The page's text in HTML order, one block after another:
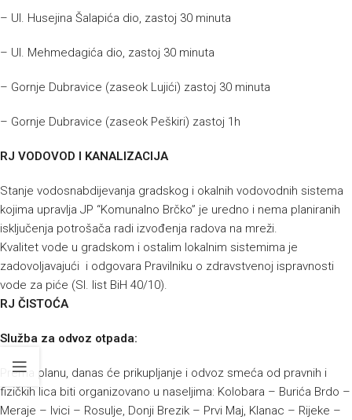
– Ul. Husejina Šalapića dio, zastoj 30 minuta
– Ul. Mehmedagića dio, zastoj 30 minuta
– Gornje Dubravice (zaseok Lujići) zastoj 30 minuta
– Gornje Dubravice (zaseok Peškiri) zastoj 1h
RJ VODOVOD I KANALIZACIJA
Stanje vodosnabdijevanja gradskog i okalnih vodovodnih sistema
kojima upravlja JP “Komunalno Brčko” je uredno i nema planiranih
isključenja potrošača radi izvođenja radova na mreži.
Kvalitet vode u gradskom i ostalim lokalnim sistemima je
zadovoljavajući i odgovara Pravilniku o zdravstvenoj ispravnosti
vode za piće (Sl. list BiH 40/10).
RJ ČISTOĆA
Služba za odvoz otpada:
Prema planu, danas će prikupljanje i odvoz smeća od pravnih i
fizičkih lica biti organizovano u naseljima: Kolobara – Burića Brdo –
Meraje – Ivici – Rosulje, Donji Brezik – Prvi Maj, Klanac – Rijeke –